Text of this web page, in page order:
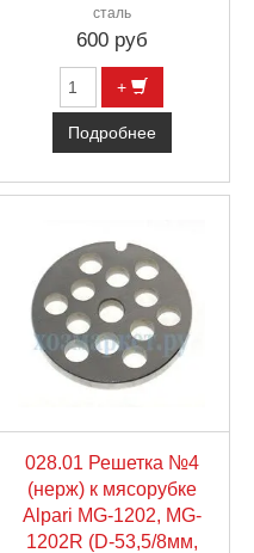
сталь
600 руб
+
Подробнее
028.01 Решетка №4
(нерж) к мясорубке
Alpari MG-1202, MG-
1202R (D-53,5/8мм,